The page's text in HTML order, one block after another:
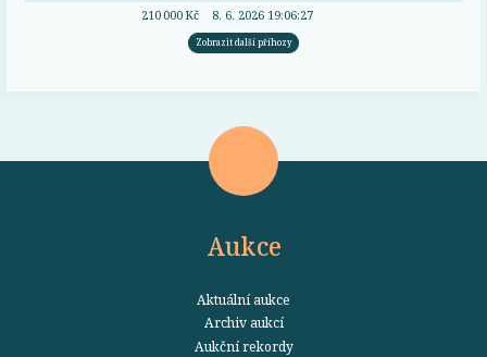
210 000 Kč
8. 6. 2026 19:06:27
Zobrazit další příhozy
Aukce
Aktuální aukce
Archiv aukcí
Aukční rekordy